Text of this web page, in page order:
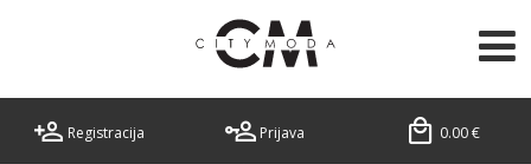
Registracija Prijava 0.00€